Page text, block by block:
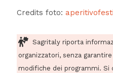
Credits foto:
Sagritaly riporta
organizzatori, senza
modifiche dei programmi. Si